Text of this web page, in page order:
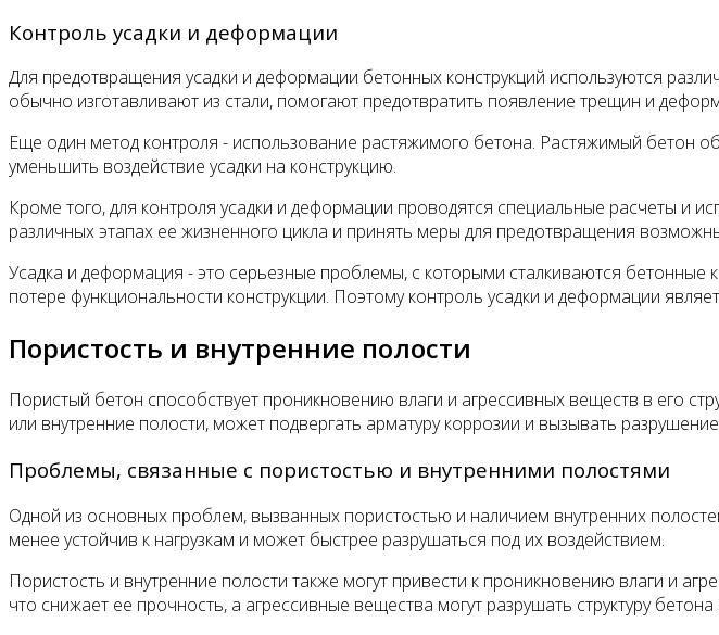
Контроль усадки и деформации
Для предотвращения усадки и деформации бетонных конструкций используются
обычно изготавливают из стали, помогают предотвратить появление трещин и
Еще один метод контроля - использование растяжимого бетона. Растяжимый бетон
уменьшить воздействие усадки на конструкцию.
Кроме того, для контроля усадки и деформации проводятся специальные расчеты и
различных этапах ее жизненного цикла и принять меры для предотвращения
Усадка и деформация - это серьезные проблемы, с которыми сталкиваются
потере функциональности конструкции. Поэтому контроль усадки и деформации
Пористость и внутренние полости
Пористый бетон способствует проникновению влаги и агрессивных веществ в его
или внутренние полости, может подвергать арматуру коррозии и вызывать
Проблемы, связанные с пористостью и внутренними полостями
Одной из основных проблем, вызванных пористостью и наличием внутренних
менее устойчив к нагрузкам и может быстрее разрушаться под их воздействием.
Пористость и внутренние полости также могут привести к проникновению влаги и
что снижает ее прочность, а агрессивные вещества могут разрушать структуру